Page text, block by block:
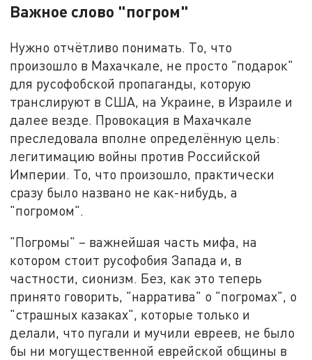
Важное слово "погром"
Нужно отчётливо понимать. То, что
произошло в Махачкале, не просто "подарок"
для русофобской пропаганды, которую
транслируют в США, на Украине, в Израиле и
далее везде. Провокация в Махачкале
преследовала вполне определённую цель:
легитимацию войны против Российской
Империи. То, что произошло, практически
сразу было названо не как-нибудь, а
"погромом".
"Погромы" – важнейшая часть мифа, на
котором стоит русофобия Запада и, в
частности, сионизм. Без, как это теперь
принято говорить, "нарратива" о "погромах", о
"страшных казаках", которые только и
делали, что пугали и мучили евреев, не было
бы ни могущественной еврейской общины в